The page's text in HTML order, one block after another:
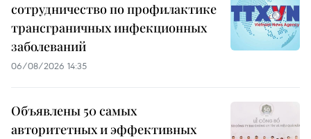
сотрудничество по профилактике
трансграничных инфекционных
заболеваний
06/08/2026 14:35
Объявлены 50 самых
авторитетных и эффективных